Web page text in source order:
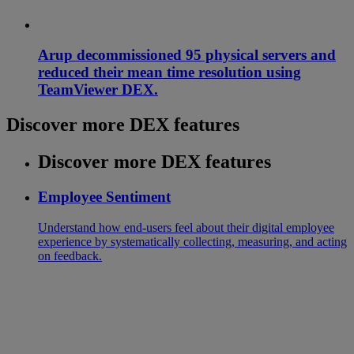
Arup decommissioned 95 physical servers and
reduced their mean time resolution using
TeamViewer DEX.
Discover more DEX features
Discover more DEX features
Employee Sentiment
Understand how end-users feel about their digital employee
experience by systematically collecting, measuring, and acting
on feedback.